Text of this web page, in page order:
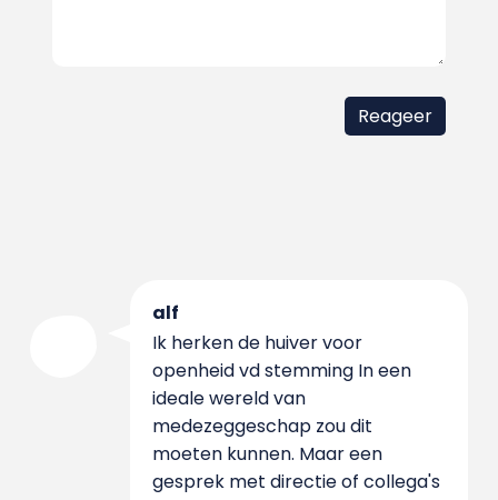
alf
Ik herken de huiver voor
openheid vd stemming In een
ideale wereld van
medezeggeschap zou dit
moeten kunnen. Maar een
gesprek met directie of collega's